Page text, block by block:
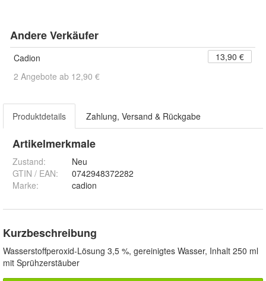
Andere Verkäufer
Cadion
13,90 €
2 Angebote ab 12,90 €
Produktdetails Zahlung, Versand & Rückgabe
Artikelmerkmale
Zustand:
Neu
GTIN / EAN:
0742948372282
Marke:
cadion
Kurzbeschreibung
Wasserstoffperoxid-Lösung 3,5 %, gereinigtes Wasser, Inhalt 250 ml
mit Sprühzerstäuber